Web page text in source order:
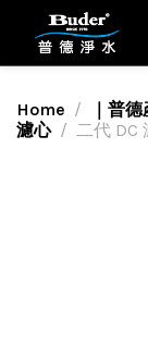
Home ｜普
濾心
二代 DC